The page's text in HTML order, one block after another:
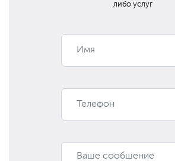
либо услуг